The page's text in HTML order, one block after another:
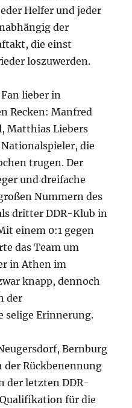
Helfer und jeder
der
die einst
loszuwerden.
lieber in
Recken: Manfred
Matthias Liebers
Nationalspieler,die
trugen. Der
und dreifache
Nummern des
dritter DDR-Klub in
einem 0:1 gegen
das Team um
in Athen im
knapp, dennoch
der
selige Erinnerung.
Bernburg
der Rückbenennung
der letzten DDR-
Qualifikation fürdie